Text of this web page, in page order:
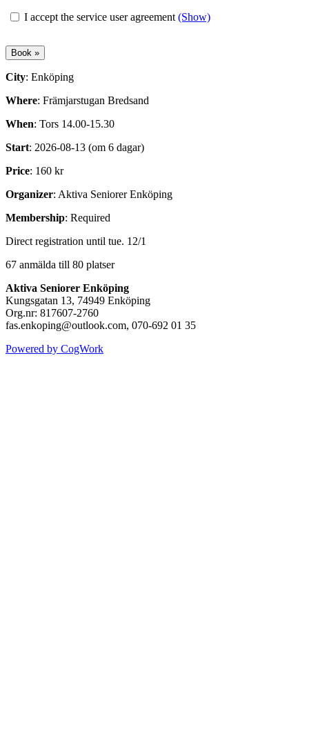
I accept the service user agreement (Show)
City: Enköping
Where: Främjarstugan Bredsand
When: Tors 14.00-15.30
Start: 2026-08-13 (om 6 dagar)
Price: 160 kr
Organizer: Aktiva Seniorer Enköping
Membership: Required
Direct registration until tue. 12/1
67 anmälda till 80 platser
Aktiva Seniorer Enköping
Kungsgatan 13, 74949 Enköping
Org.nr: 817607-2760
fas.enkoping@outlook.com, 070-692 01 35
Powered by CogWork